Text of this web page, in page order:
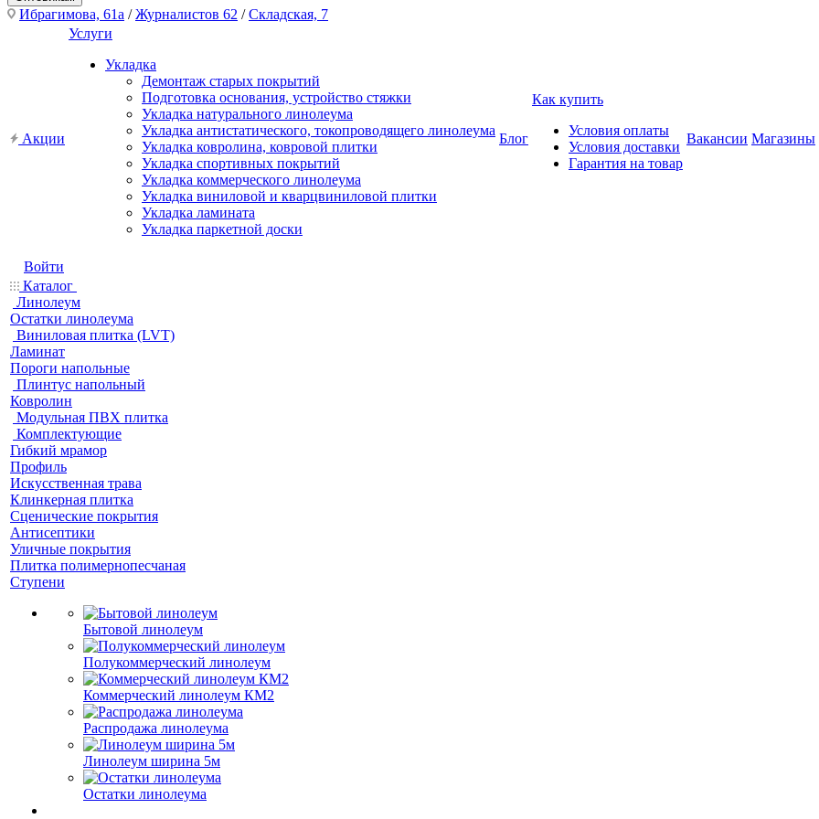
Ибрагимова, 61а /Журналистов 62 /Складская, 7
Акции
Услуги
Укладка
Демонтаж старых покрытий
Подготовка основания, устройство стяжки
Укладка натурального линолеума
Укладка антистатического, токопроводящего линолеума
Укладка ковролина, ковровой плитки
Укладка спортивных покрытий
Укладка коммерческого линолеума
Укладка виниловой и кварцвиниловой плитки
Укладка ламината
Укладка паркетной доски
Блог
Как купить
Условия оплаты
Условия доставки
Гарантия на товар
Вакансии Магазины
Войти
Каталог
Линолеум
Остатки линолеума
Виниловая плитка (LVT)
Ламинат
Пороги напольные
Плинтус напольный
Ковролин
Модульная ПВХ плитка
Комплектующие
Гибкий мрамор
Профиль
Искусственная трава
Клинкерная плитка
Сценические покрытия
Антисептики
Уличные покрытия
Плитка полимернопесчаная
Ступени
Бытовой линолеум
Полукоммерческий линолеум
Коммерческий линолеум КМ2
Распродажа линолеума
Линолеум ширина 5м
Остатки линолеума